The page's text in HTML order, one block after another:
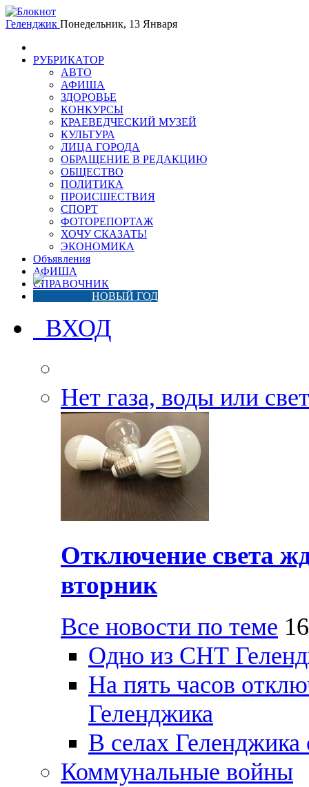
Геленджик Понедельник, 13 Января
РУБРИКАТОР
АВТО
АФИША
ЗДОРОВЬЕ
КОНКУРСЫ
КРАЕВЕДЧЕСКИЙ МУЗЕЙ
КУЛЬТУРА
ЛИЦА ГОРОДА
ОБРАЩЕНИЕ В РЕДАКЦИЮ
ОБЩЕСТВО
ПОЛИТИКА
ПРОИСШЕСТВИЯ
СПОРТ
ФОТОРЕПОРТАЖ
ХОЧУ СКАЗАТЬ!
ЭКОНОМИКА
Объявления
АФИША
СПРАВОЧНИК
НОВЫЙ ГОД
ВХОД
Нет газа, воды или
Отключение света
вторник
Все новости по теме
Одно из СНТ
На пять часов
Геленджика
В селах Геленджика
Коммунальные войны